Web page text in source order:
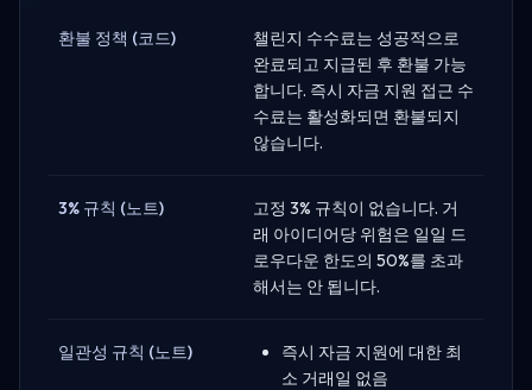
환불 정책 (코드)
챌린지 수수료는 성공적으로
완료되고 지급된 후 환불 가능
합니다. 즉시 자금 지원 접근 수
수료는 활성화되면 환불되지
않습니다.
3% 규칙 (노트)
고정 3% 규칙이 없습니다. 거
래 아이디어당 위험은 일일 드
로우다운 한도의 50%를 초과
해서는 안 됩니다.
일관성 규칙 (노트)
즉시 자금 지원에 대한 최
소 거래일 없음